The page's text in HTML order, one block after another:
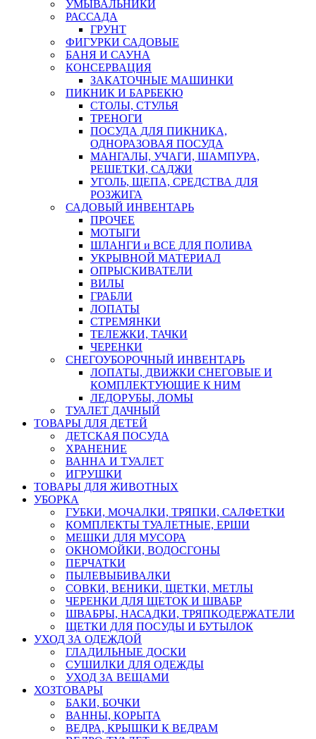
УМЫВАЛЬНИКИ
РАССАДА
ГРУНТ
ФИГУРКИ САДОВЫЕ
БАНЯ И САУНА
КОНСЕРВАЦИЯ
ЗАКАТОЧНЫЕ МАШИНКИ
ПИКНИК И БАРБЕКЮ
СТОЛЫ, СТУЛЬЯ
ТРЕНОГИ
ПОСУДА ДЛЯ ПИКНИКА,
ОДНОРАЗОВАЯ ПОСУДА
МАНГАЛЫ, УЧАГИ, ШАМПУРА,
РЕШЕТКИ, САДЖИ
УГОЛЬ, ЩЕПА, СРЕДСТВА ДЛЯ
РОЗЖИГА
САДОВЫЙ ИНВЕНТАРЬ
ПРОЧЕЕ
МОТЫГИ
ШЛАНГИ и ВСЕ ДЛЯ ПОЛИВА
УКРЫВНОЙ МАТЕРИАЛ
ОПРЫСКИВАТЕЛИ
ВИЛЫ
ГРАБЛИ
ЛОПАТЫ
СТРЕМЯНКИ
ТЕЛЕЖКИ, ТАЧКИ
ЧЕРЕНКИ
СНЕГОУБОРОЧНЫЙ ИНВЕНТАРЬ
ЛОПАТЫ, ДВИЖКИ СНЕГОВЫЕ И
КОМПЛЕКТУЮЩИЕ К НИМ
ЛЕДОРУБЫ, ЛОМЫ
ТУАЛЕТ ДАЧНЫЙ
ТОВАРЫ ДЛЯ ДЕТЕЙ
ДЕТСКАЯ ПОСУДА
ХРАНЕНИЕ
ВАННА И ТУАЛЕТ
ИГРУШКИ
ТОВАРЫ ДЛЯ ЖИВОТНЫХ
УБОРКА
ГУБКИ, МОЧАЛКИ, ТРЯПКИ, САЛФЕТКИ
КОМПЛЕКТЫ ТУАЛЕТНЫЕ, ЕРШИ
МЕШКИ ДЛЯ МУСОРА
ОКНОМОЙКИ, ВОДОСГОНЫ
ПЕРЧАТКИ
ПЫЛЕВЫБИВАЛКИ
СОВКИ, ВЕНИКИ, ЩЕТКИ, МЕТЛЫ
ЧЕРЕНКИ ДЛЯ ЩЕТОК И ШВАБР
ШВАБРЫ, НАСАДКИ, ТРЯПКОДЕРЖАТЕЛИ
ЩЕТКИ ДЛЯ ПОСУДЫ И БУТЫЛОК
УХОД ЗА ОДЕЖДОЙ
ГЛАДИЛЬНЫЕ ДОСКИ
СУШИЛКИ ДЛЯ ОДЕЖДЫ
УХОД ЗА ВЕЩАМИ
ХОЗТОВАРЫ
БАКИ, БОЧКИ
ВАННЫ, КОРЫТА
ВЕДРА, КРЫШКИ К ВЕДРАМ